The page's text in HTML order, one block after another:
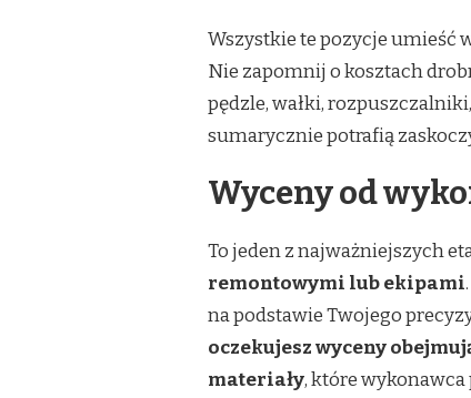
Wszystkie te pozycje umieść
Nie zapomnij o kosztach
pędzle, wałki,
sumarycznie potrafią
Wyceny od
To jeden z najważniejszych
remontowymi lub ekipami
na podstawie Twojego
oczekujesz wyceny
materiały, które wykonawca